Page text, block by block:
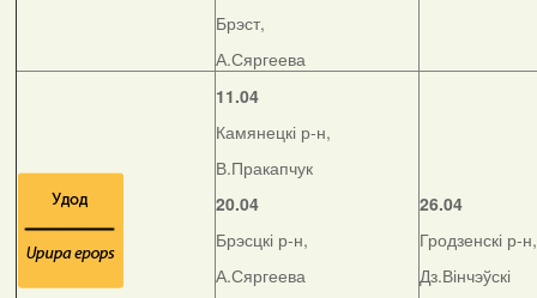
Брэст,
А.Сяргеева
11.04
Камянецкі р-н,
В.Пракапчук
20.04
Брэсцкі р-н,
А.Сяргеева
26.04
Гродзенскі р-н,
Дз.Вінчэўскі